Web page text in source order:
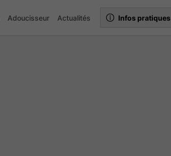
Adoucisseur Actualités Infos pratiques